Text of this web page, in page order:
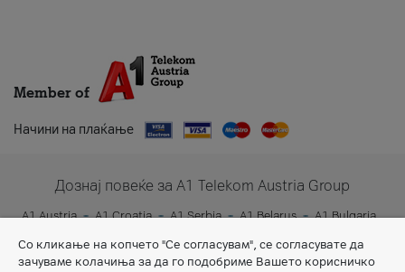
Member of
Начини на плаќање
Дознај повеќе за A1 Telekom Austria Group
A1 Austria A1 Croatia A1 Serbia A1 Belarus
A1 Bulgaria
A1 Slovenia
A1 Digital
Со кликање на копчето "Се согласувам", се согласувате да
зачуваме колачиња за да го подобриме Вашето корисничко